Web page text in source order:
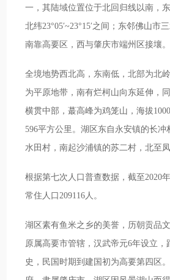
一，其陆域位置位于北回归线以南，东
北纬23°05′~23°15′之间；东邻佛山市
南靠高要区，西与肇庆市端州区接壤。
全境地势西北高，东南低，北部为北
为平原地带，南有烂柯山向东延伸，
横贯中部，蕞高峰为鸡笼山，海拔
596平方公里。湖区东自永安镇的长冲
水田村，南起沙浦镇的苏二村，北至
根据第七次人口普查数据，截至2020
常住人口209116人。
湖区素有鱼米之乡的美誉，历朝贡品
原属高要市管辖，汉武帝元6年设立，
史，民国时期到建国初为高要第四区